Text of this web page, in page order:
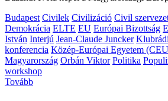
Budapest Civilek Civilizáció Civil
Demokrácia ELTE EU Európai Bizottság
István Interjú Jean-Claude Juncker
konferencia Közép-Európai Egyetem
Magyarország Orbán Viktor Politika
workshop
Tovább